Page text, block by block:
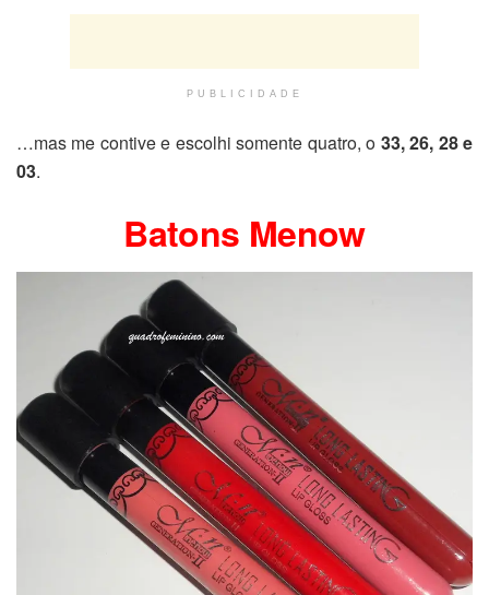
PUBLICIDADE
…mas me contive e escolhi somente quatro, o 33, 26, 28 e
03.
Batons Menow